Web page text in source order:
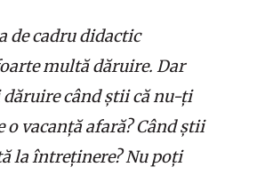
de cadru didactic
multă dăruire. Dar
când știi că nu-ți
vacanță afară? Când știi
la întreținere? Nu poți